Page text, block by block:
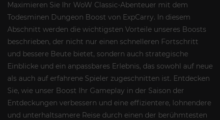
Maximieren Sie Ihr WoW Classic-Abenteuer mit dem
Todesminen Dungeon Boost von ExpCarry. In diesem
Abschnitt werden die wichtigsten Vorteile unseres Boosts
beschrieben, der nicht nur einen schnelleren Fortschritt
und bessere Beute bietet, sondern auch strategische
Einblicke und ein anpassbares Erlebnis, das sowohl auf neue
als auch auf erfahrene Spieler zugeschnitten ist. Entdecken
Sie, wie unser Boost Ihr Gameplay in der Saison der
Entdeckungen verbessern und eine effizientere, lohnendere
und unterhaltsamere Reise durch einen der berühmtesten